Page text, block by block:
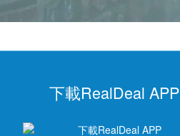
下載RealDeal APP